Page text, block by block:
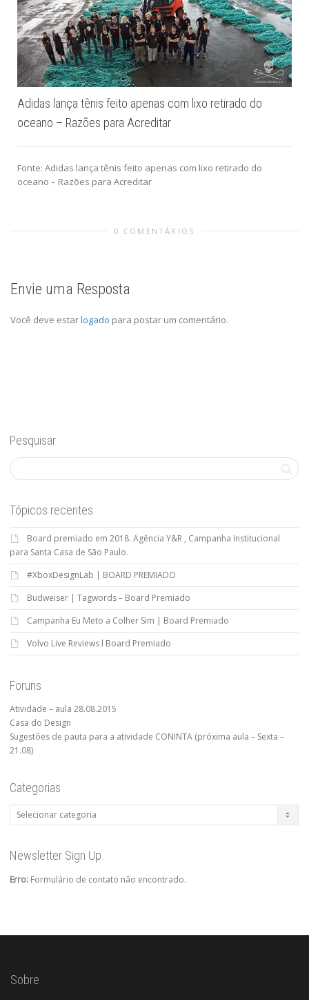
Adidas lança tênis feito apenas com lixo retirado do
oceano – Razões para Acreditar
Fonte: Adidas lança tênis feito apenas com lixo retirado do
oceano – Razões para Acreditar
0 COMENTÁRIOS
Envie uma Resposta
Você deve estarlogado para postar um comentário.
Pesquisar
Tópicos recentes
Board premiado em 2018. Agência Y&R , Campanha Institucional
para Santa Casa de São Paulo.
#XboxDesignLab | BOARD PREMIADO
Budweiser | Tagwords – Board Premiado
Campanha Eu Meto a Colher Sim | Board Premiado
Volvo Live Reviews l Board Premiado
Foruns
Atividade – aula 28.08.2015
Casa do Design
Sugestões de pauta para a atividade CONINTA (próxima aula – Sexta –
21.08)
Categorias
Categorias
Newsletter Sign Up
Erro: Formulário de contato não encontrado.
Sobre